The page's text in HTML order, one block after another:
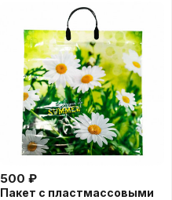
500 ₽
Пакет с пластмассовыми